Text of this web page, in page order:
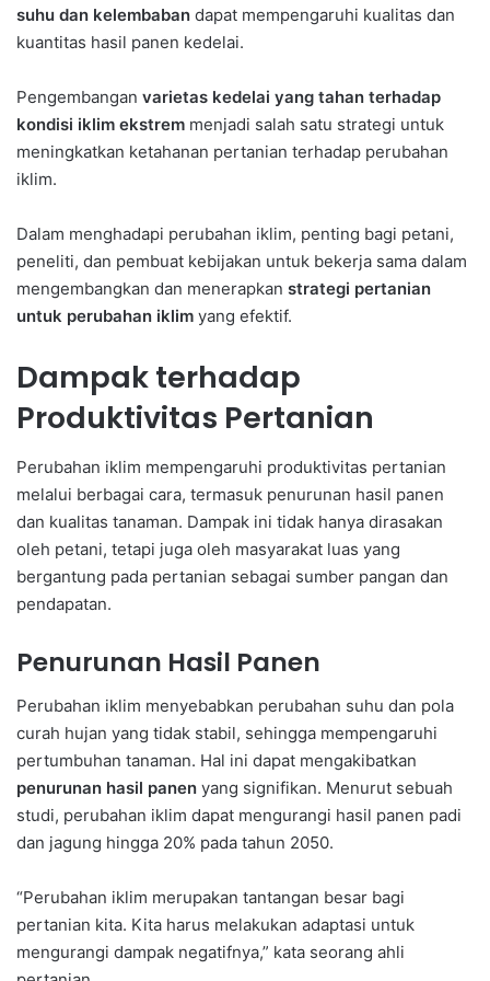
suhu dan kelembaban dapat mempengaruhi kualitas dan
kuantitas hasil panen kedelai.
Pengembangan varietas kedelai yang tahan terhadap
kondisi iklim ekstrem menjadi salah satu strategi untuk
meningkatkan ketahanan pertanian terhadap perubahan
iklim.
Dalam menghadapi perubahan iklim, penting bagi petani,
peneliti, dan pembuat kebijakan untuk bekerja sama dalam
mengembangkan dan menerapkan strategi pertanian
untuk perubahan iklim yang efektif.
Dampak terhadap
Produktivitas Pertanian
Perubahan iklim mempengaruhi produktivitas pertanian
melalui berbagai cara, termasuk penurunan hasil panen
dan kualitas tanaman. Dampak ini tidak hanya dirasakan
oleh petani, tetapi juga oleh masyarakat luas yang
bergantung pada pertanian sebagai sumber pangan dan
pendapatan.
Penurunan Hasil Panen
Perubahan iklim menyebabkan perubahan suhu dan pola
curah hujan yang tidak stabil, sehingga mempengaruhi
pertumbuhan tanaman. Hal ini dapat mengakibatkan
penurunan hasil panen yang signifikan. Menurut sebuah
studi, perubahan iklim dapat mengurangi hasil panen padi
dan jagung hingga 20% pada tahun 2050.
“Perubahan iklim merupakan tantangan besar bagi
pertanian kita. Kita harus melakukan adaptasi untuk
mengurangi dampak negatifnya,” kata seorang ahli